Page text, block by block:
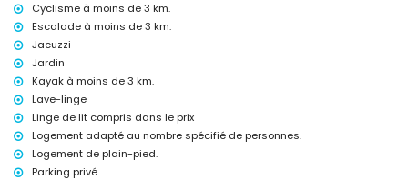
Équipements et services inclus dans le prix de location de la villa
internet (WiFi)
linge de lit et serviettes
service d'accueil et service d'urgence 24h/24
chauffage central et climatisation
Équipements et services à supplément
jacuzzi extérieur
lit supplémentaire et lits/berceaux pour enfants (sur demande)
Cyclisme à moins de 3 km.
Escalade à moins de 3 km.
Jacuzzi
Jardin
Kayak à moins de 3 km.
Lave-linge
Linge de lit compris dans le prix
Logement adapté au nombre spécifié de personnes.
Logement de plain-pied.
Parking privé